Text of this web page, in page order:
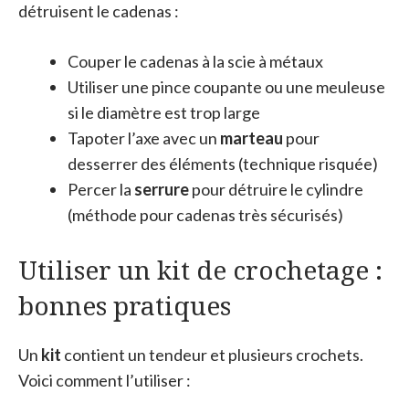
détruisent le cadenas :
Couper le cadenas à la scie à métaux
Utiliser une pince coupante ou une meuleuse
si le diamètre est trop large
Tapoter l’axe avec un marteau pour
desserrer des éléments (technique risquée)
Percer la serrurepour détruire le cylindre
(méthode pour cadenas très sécurisés)
Utiliser un kit de crochetage :
bonnes pratiques
Un kit contient un tendeur et plusieurs crochets.
Voici comment l’utiliser :